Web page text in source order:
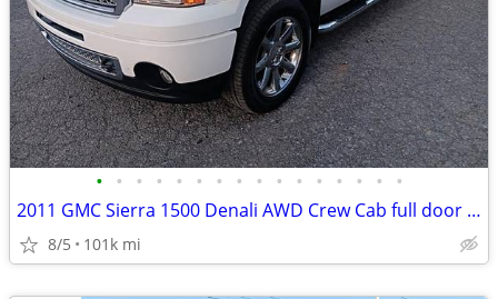
• • • • • • • • • • • • • • • •
2011 GMC Sierra 1500 Denali AWD Crew Cab full door pickup truck 6.2 8c
8/5 101k mi